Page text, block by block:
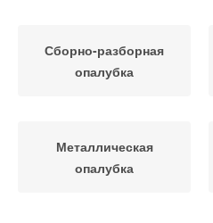
Сборно-разборная
опалубка
Металлическая
опалубка